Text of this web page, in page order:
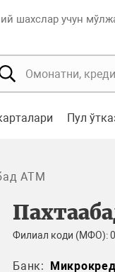
шахслар учун
Пул
ATM
Филиал коди (МФО):
Банк: